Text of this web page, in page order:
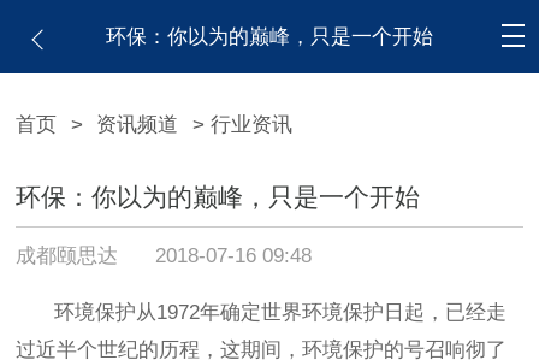
环保：你以为的巅峰，只是一个开始
首页 > 资讯频道 > 行业资讯
环保：你以为的巅峰，只是一个开始
成都颐思达 2018-07-16 09:48
环境保护从1972年确定世界环境保护日起，已经走
过近半个世纪的历程，这期间，环境保护的号召响彻了